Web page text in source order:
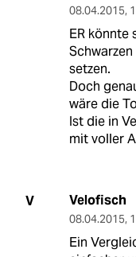
08.04.2015,
ER könnte
setzen.
Doch
wäre die
Ist die in
mit voller
V Velofisch
08.04.2015,
Ein